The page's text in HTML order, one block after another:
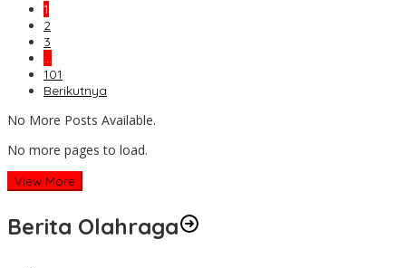
1
2
3
…
101
Berikutnya
No More Posts Available.
No more pages to load.
View More
Berita Olahraga